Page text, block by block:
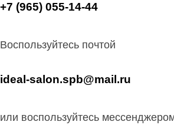
+7 (965) 055-14-44
Воспользуйтесь почтой
ideal-salon.spb@mail.ru
или воспользуйтесь